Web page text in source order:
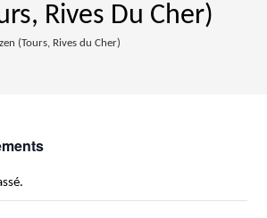
Rives Du Cher)
(Tours, Rives du Cher)